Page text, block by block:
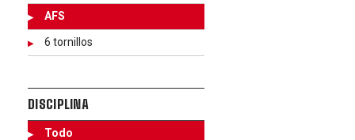
AFS
6 tornillos
DISCIPLINA
Todo